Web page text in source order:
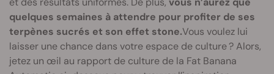
quelques semaines à attendre pour profiter de ses
terpènes sucrés et son effet stone.Vous voulez lui
laisser une chance dans votre espace de culture ? Alors,
jetez un œil au rapport de culture de la Fat Banana